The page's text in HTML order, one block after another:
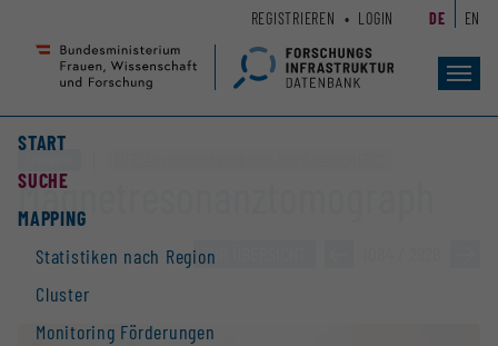
Seiteninhalt
Accesskey
Hauptnavigation
Accesskey
START
SUCHE
MAPPING
Statistiken nach Region
Cluster
Monitoring Förderungen
REGISTRIEREN LOGIN DE EN
Magnetresonanztomograph
ZUR ÜBERSICHT